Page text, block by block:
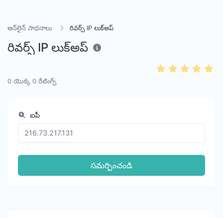
ఆన్‌లైన్ సాధనాలు రివర్స్ IP లుక్‌అప్
రివర్స్ IP లుక్‌అప్
0 యొక్క 0 రేటింగ్స్
ఐపీ
సమర్పించండి